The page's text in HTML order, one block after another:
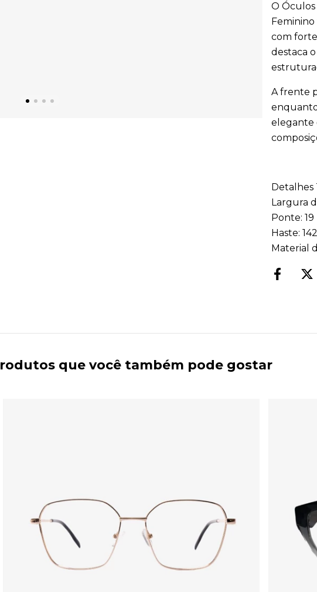
O
com
destaca
A frente
elegante
Detalhes
Largura
Ponte:
Haste:
Material
que você também pode gostar